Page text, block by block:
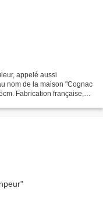
appelé aussi
nom de la maison "Cognac
Fabrication française,